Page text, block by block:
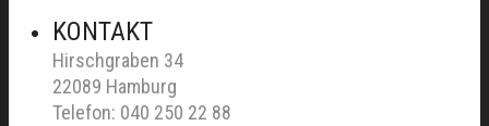
KONTAKT
Hirschgraben 34
22089 Hamburg
Telefon: 040 250 22 88